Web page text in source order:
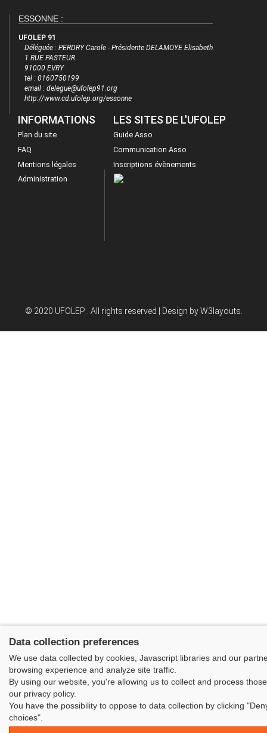
ESSONNE :
UFOLEP 91
Déléguée : PERDRY Carole - Présidente DELAMOYE Elisabeth
1 RUE PASTEUR
91000 EVRY
tel : 0160750199
email : delegue@ufolep91.org
http://www.cd.ufolep.org/essonne
INFORMATIONS
Plan du site
FAQ
Mentions légales
Administration
LES SITES DE L'UFOLEP
Guide Asso
Communication Asso
Inscriptions évènements
© 2020 UFOLEP . All rights reserved | Design byW3layouts.
Data collection preferences
We use data collected by cookies, Javascript libraries and our
browsing experience and analyze site traffic.
By using our website, you're allowing us to collect and process
our privacy policy.
You have the possibility to oppose to data collection by clicking
choices".